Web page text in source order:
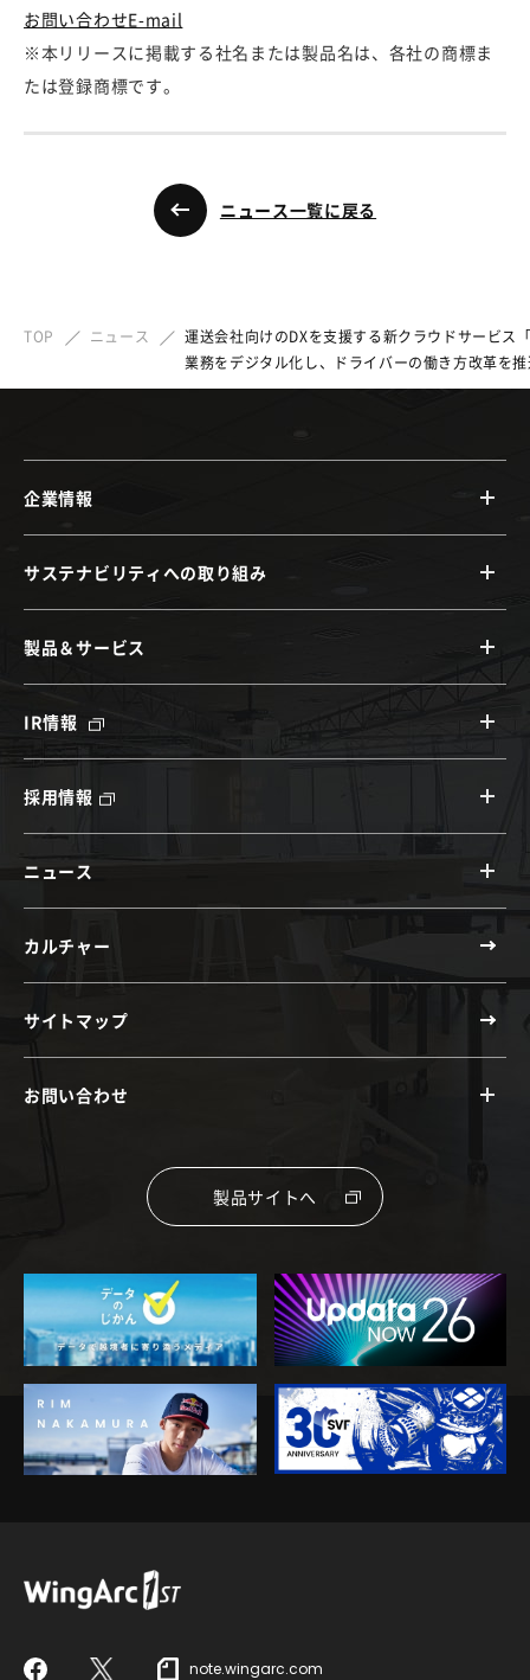
お問い合わせE-mail
※本リリースに掲載する社名または製品名は、各社の商標ま
たは登録商標です。
ニュース一覧に戻る
TOP ニュース
運送会社向けのDXを支援する新クラウドサービス
業務をデジタル化し、ドライバーの働き方改革を
企業情報
サステナビリティへの取り組み
製品＆サービス
IR情報
採用情報
ニュース
カルチャー
サイトマップ
お問い合わせ
製品サイトへ
note.wingarc.com